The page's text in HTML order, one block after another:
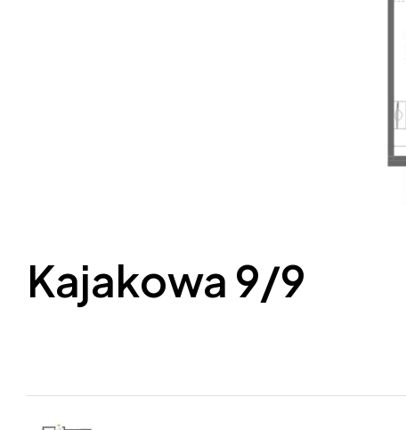
Kajakowa 9/9